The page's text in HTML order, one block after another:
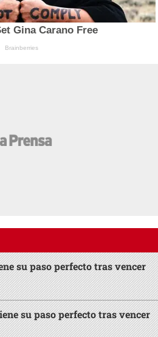
Gina Carano Free
Brainberries
su paso perfecto tras vencer
su paso perfecto tras vencer